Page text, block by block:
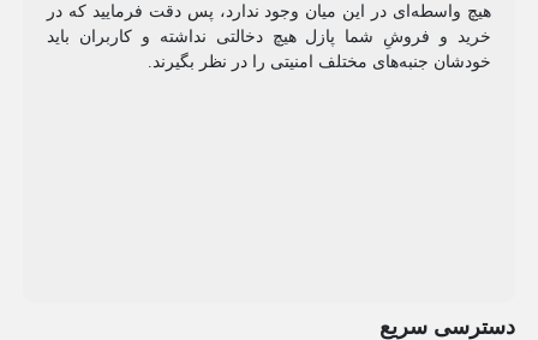
هیچ واسطه‌ای در این میان وجود ندارد، پس دقت فرمایید که در
خرید و فروشِ شما پازل هیچ دخالتی نداشته و کاربران باید
خودشان جنبه‌های مختلف امنیتی را در نظر بگیرند.
دسترسی سریع